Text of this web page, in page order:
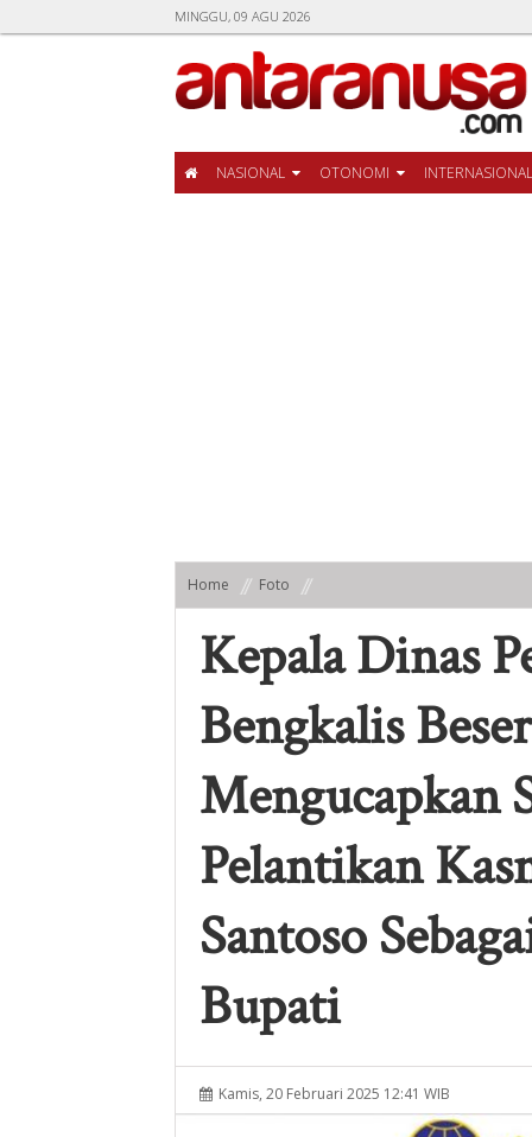
MINGGU, 09 AGU 2026
NASIONAL OTONOMI INTERNASIONAL
Home
Foto
Kepala Dinas Perhubungan Kabupaten Bengkalis
Kepala Dinas
Bengkalis
Mengucapkan
Pelantikan
Santoso
Bupati
Kamis, 20 Februari 2025 12:41 WIB